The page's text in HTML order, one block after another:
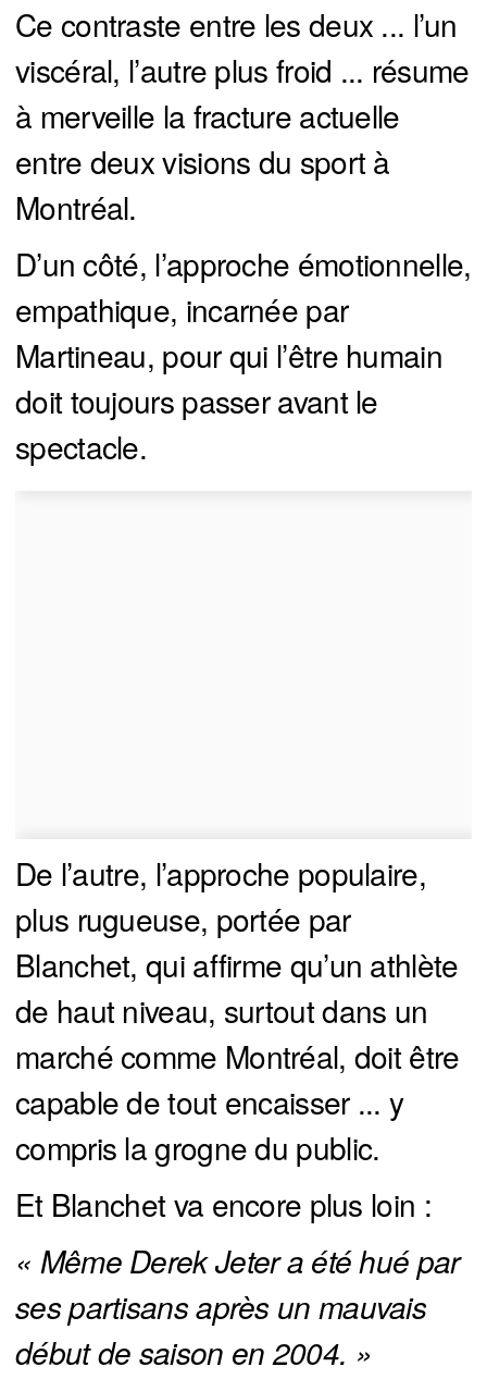
Ce contraste entre les deux ... l’un
viscéral, l’autre plus froid ... résume
à merveille la fracture actuelle
entre deux visions du sport à
Montréal.
D’un côté, l’approche émotionnelle,
empathique, incarnée par
Martineau, pour qui l’être humain
doit toujours passer avant le
spectacle.
De l’autre, l’approche populaire,
plus rugueuse, portée par
Blanchet, qui affirme qu’un athlète
de haut niveau, surtout dans un
marché comme Montréal, doit être
capable de tout encaisser ... y
compris la grogne du public.
Et Blanchet va encore plus loin :
« Même Derek Jeter a été hué par
ses partisans après un mauvais
début de saison en 2004. »